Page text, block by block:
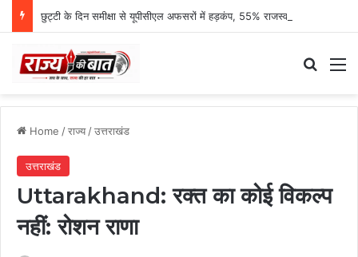
Home /राज्य/उत्तराखंड
उत्तराखंड
Uttarakhand: रक्त का कोई विकल्प
नहीं: रोशन राणा